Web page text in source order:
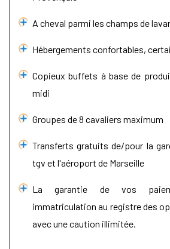
A cheval parmi les champs de
Hébergements confortables,
Copieux buffets à base de
midi
Groupes de 8 cavaliers maximum
Transferts gratuits de/pour la
tgv et l'aéroport de Marseille
La garantie de vos
immatriculation au registre des
avec une caution illimitée.